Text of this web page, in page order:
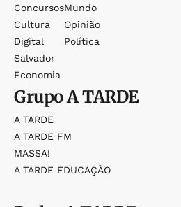
Concursos
Cultura
Digital
Salvador
Economia
Mundo
Opinião
Política
GrupoA TARDE
A TARDE
A TARDE FM
MASSA!
A TARDE EDUCAÇÃO